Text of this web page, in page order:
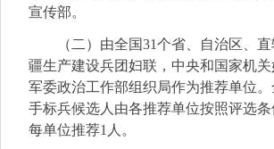
宣传部。
（二）由全国31个省、自治区、
疆生产建设兵团妇联，中央和国家机
军委政治工作部组织局作为推荐单位
手标兵候选人由各推荐单位按照评选条
每单位推荐1人。